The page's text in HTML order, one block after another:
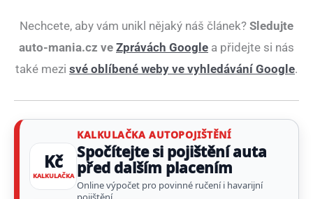
Nechcete, aby vám unikl nějaký náš článek? Sledujte
auto-mania.cz ve Zprávách Google a přidejte si nás
také mezi své oblíbené weby ve vyhledávání Google.
Kč
KALKULAČKA
KALKULAČKA AUTOPOJIŠTĚNÍ
Spočítejte si pojištění auta
před dalším placením
Online výpočet pro povinné ručení i havarijní